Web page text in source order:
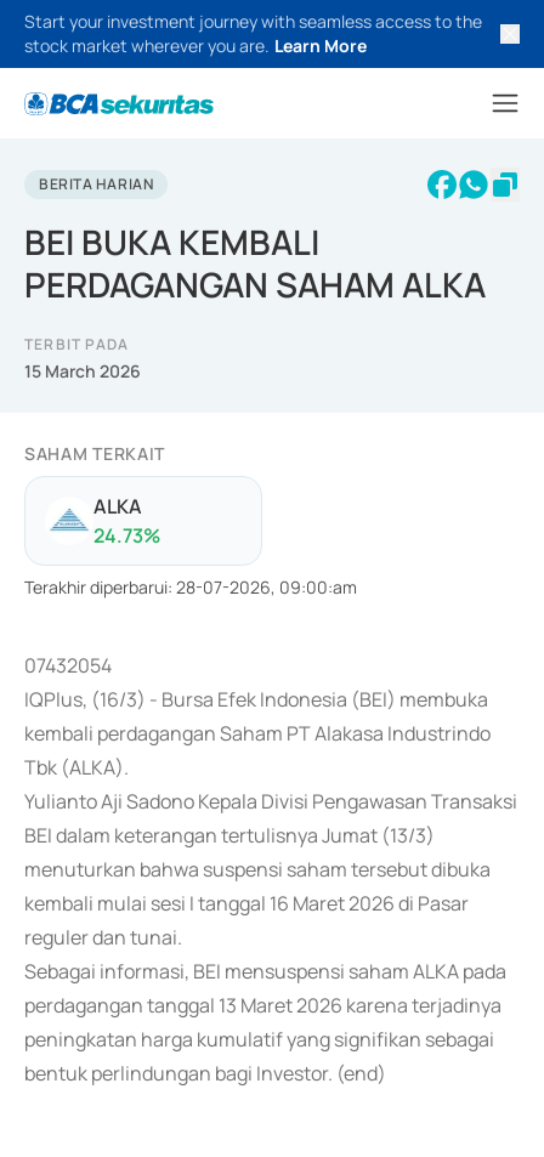
Start your investment journey with seamless access to the
stock market wherever you are. Learn More
BERITA HARIAN
BEI BUKA KEMBALI
PERDAGANGAN SAHAM ALKA
TERBIT PADA
15 March 2026
SAHAM TERKAIT
ALKA
24.73%
Terakhir diperbarui: 28-07-2026, 09:00:am
07432054
IQPlus, (16/3) - Bursa Efek Indonesia (BEI) membuka
kembali perdagangan Saham PT Alakasa Industrindo
Tbk (ALKA).
Yulianto Aji Sadono Kepala Divisi Pengawasan Transaksi
BEI dalam keterangan tertulisnya Jumat (13/3)
menuturkan bahwa suspensi saham tersebut dibuka
kembali mulai sesi I tanggal 16 Maret 2026 di Pasar
reguler dan tunai.
Sebagai informasi, BEI mensuspensi saham ALKA pada
perdagangan tanggal 13 Maret 2026 karena terjadinya
peningkatan harga kumulatif yang signifikan sebagai
bentuk perlindungan bagi Investor. (end)